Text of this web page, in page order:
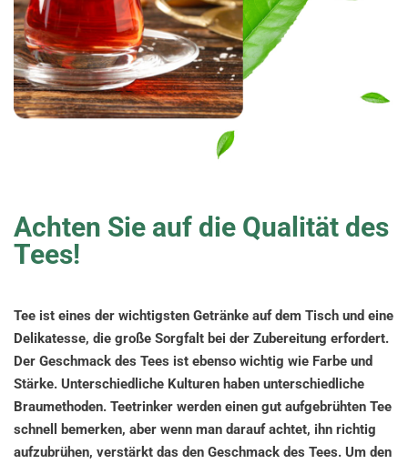
Achten Sie auf die Qualität des
Tees!
Tee ist eines der wichtigsten Getränke auf dem Tisch und eine
Delikatesse, die große Sorgfalt bei der Zubereitung erfordert.
Der Geschmack des Tees ist ebenso wichtig wie Farbe und
Stärke. Unterschiedliche Kulturen haben unterschiedliche
Braumethoden. Teetrinker werden einen gut aufgebrühten Tee
schnell bemerken, aber wenn man darauf achtet, ihn richtig
aufzubrühen, verstärkt das den Geschmack des Tees. Um den